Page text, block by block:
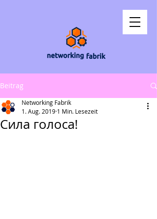
Beitrag
Сила голоса!
Networking Fabrik
1. Aug. 2019 1 Min. Lesezeit